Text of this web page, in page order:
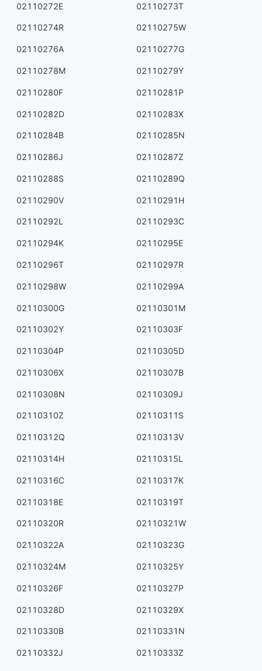
02110272E 02110273T
02110274R 02110275W
02110276A 02110277G
02110278M 02110279Y
02110280F 02110281P
02110282D 02110283X
02110284B 02110285N
02110286J 02110287Z
02110288S 02110289Q
02110290V 02110291H
02110292L 02110293C
02110294K 02110295E
02110296T 02110297R
02110298W 02110299A
02110300G 02110301M
02110302Y 02110303F
02110304P 02110305D
02110306X 02110307B
02110308N 02110309J
02110310Z 02110311S
02110312Q 02110313V
02110314H 02110315L
02110316C 02110317K
02110318E 02110319T
02110320R 02110321W
02110322A 02110323G
02110324M 02110325Y
02110326F 02110327P
02110328D 02110329X
02110330B 02110331N
02110332J 02110333Z